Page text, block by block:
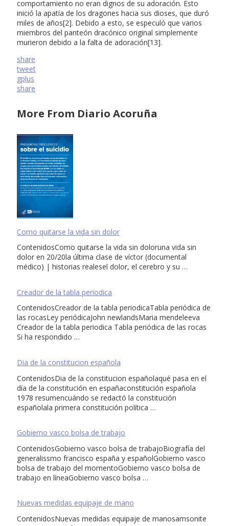
comportamiento no eran dignos de su adoración. Esto
inició la apatía de los dragones hacia sus dioses, que duró
miles de años[2]. Debido a esto, se especuló que varios
miembros del panteón dracónico original simplemente
murieron debido a la falta de adoración[13].
share
tweet
gplus
share
More From Diario Acoruña
Como quitarse la vida sin dolor
ContenidosComo quitarse la vida sin doloruna vida sin
dolor en 20/20la última clase de víctor (documental
médico) | historias realesel dolor, el cerebro y su …
Creador de la tabla periodica
ContenidosCreador de la tabla periodicaTabla periódica de
las rocasLey periódicaJohn newlandsMaria mendeleeva
Creador de la tabla periodica Tabla periódica de las rocas
Si ha respondido …
Dia de la constitucion española
ContenidosDia de la constitucion españolaqué pasa en el
día de la constitución en españaconstitución española
1978 resumencuándo se redactó la constitución
españolala primera constitución política …
Gobierno vasco bolsa de trabajo
ContenidosGobierno vasco bolsa de trabajoBiografía del
generalissmo francisco españa y españolGobierno vasco
bolsa de trabajo del momentoGobierno vasco bolsa de
trabajo en líneaGobierno vasco bolsa …
Nuevas medidas equipaje de mano
ContenidosNuevas medidas equipaje de manosamsonite